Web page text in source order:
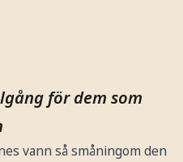
för dem som
vann så småningom den